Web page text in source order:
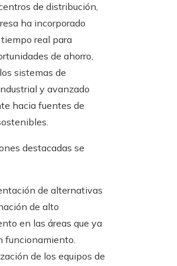
de distribución,
ha incorporado
real para
de ahorro,
sistemas de
y avanzado
hacia fuentes de
destacadas se
de alternativas
de alto
en las áreas que ya
funcionamiento.
de los equipos de